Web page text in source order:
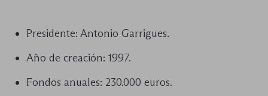
Presidente: Antonio Garrigues.
Año de creación: 1997.
Fondos anuales: 230.000 euros.